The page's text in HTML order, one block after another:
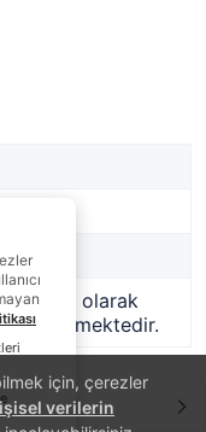
için, çerezler
verilerin
geçici olarak